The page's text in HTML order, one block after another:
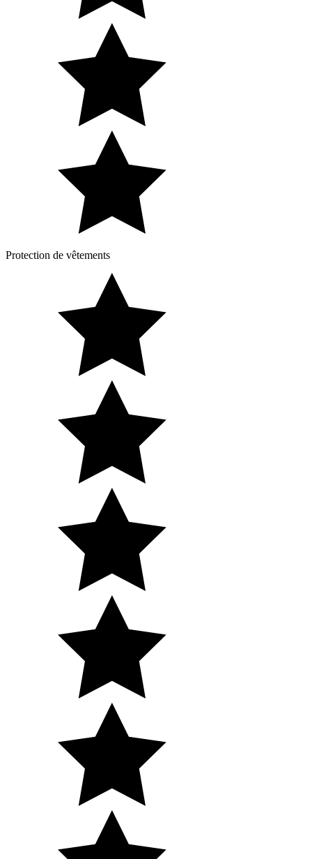
Protection de vêtements